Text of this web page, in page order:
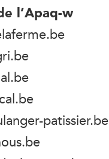
l’Apaq-w
patissier.be